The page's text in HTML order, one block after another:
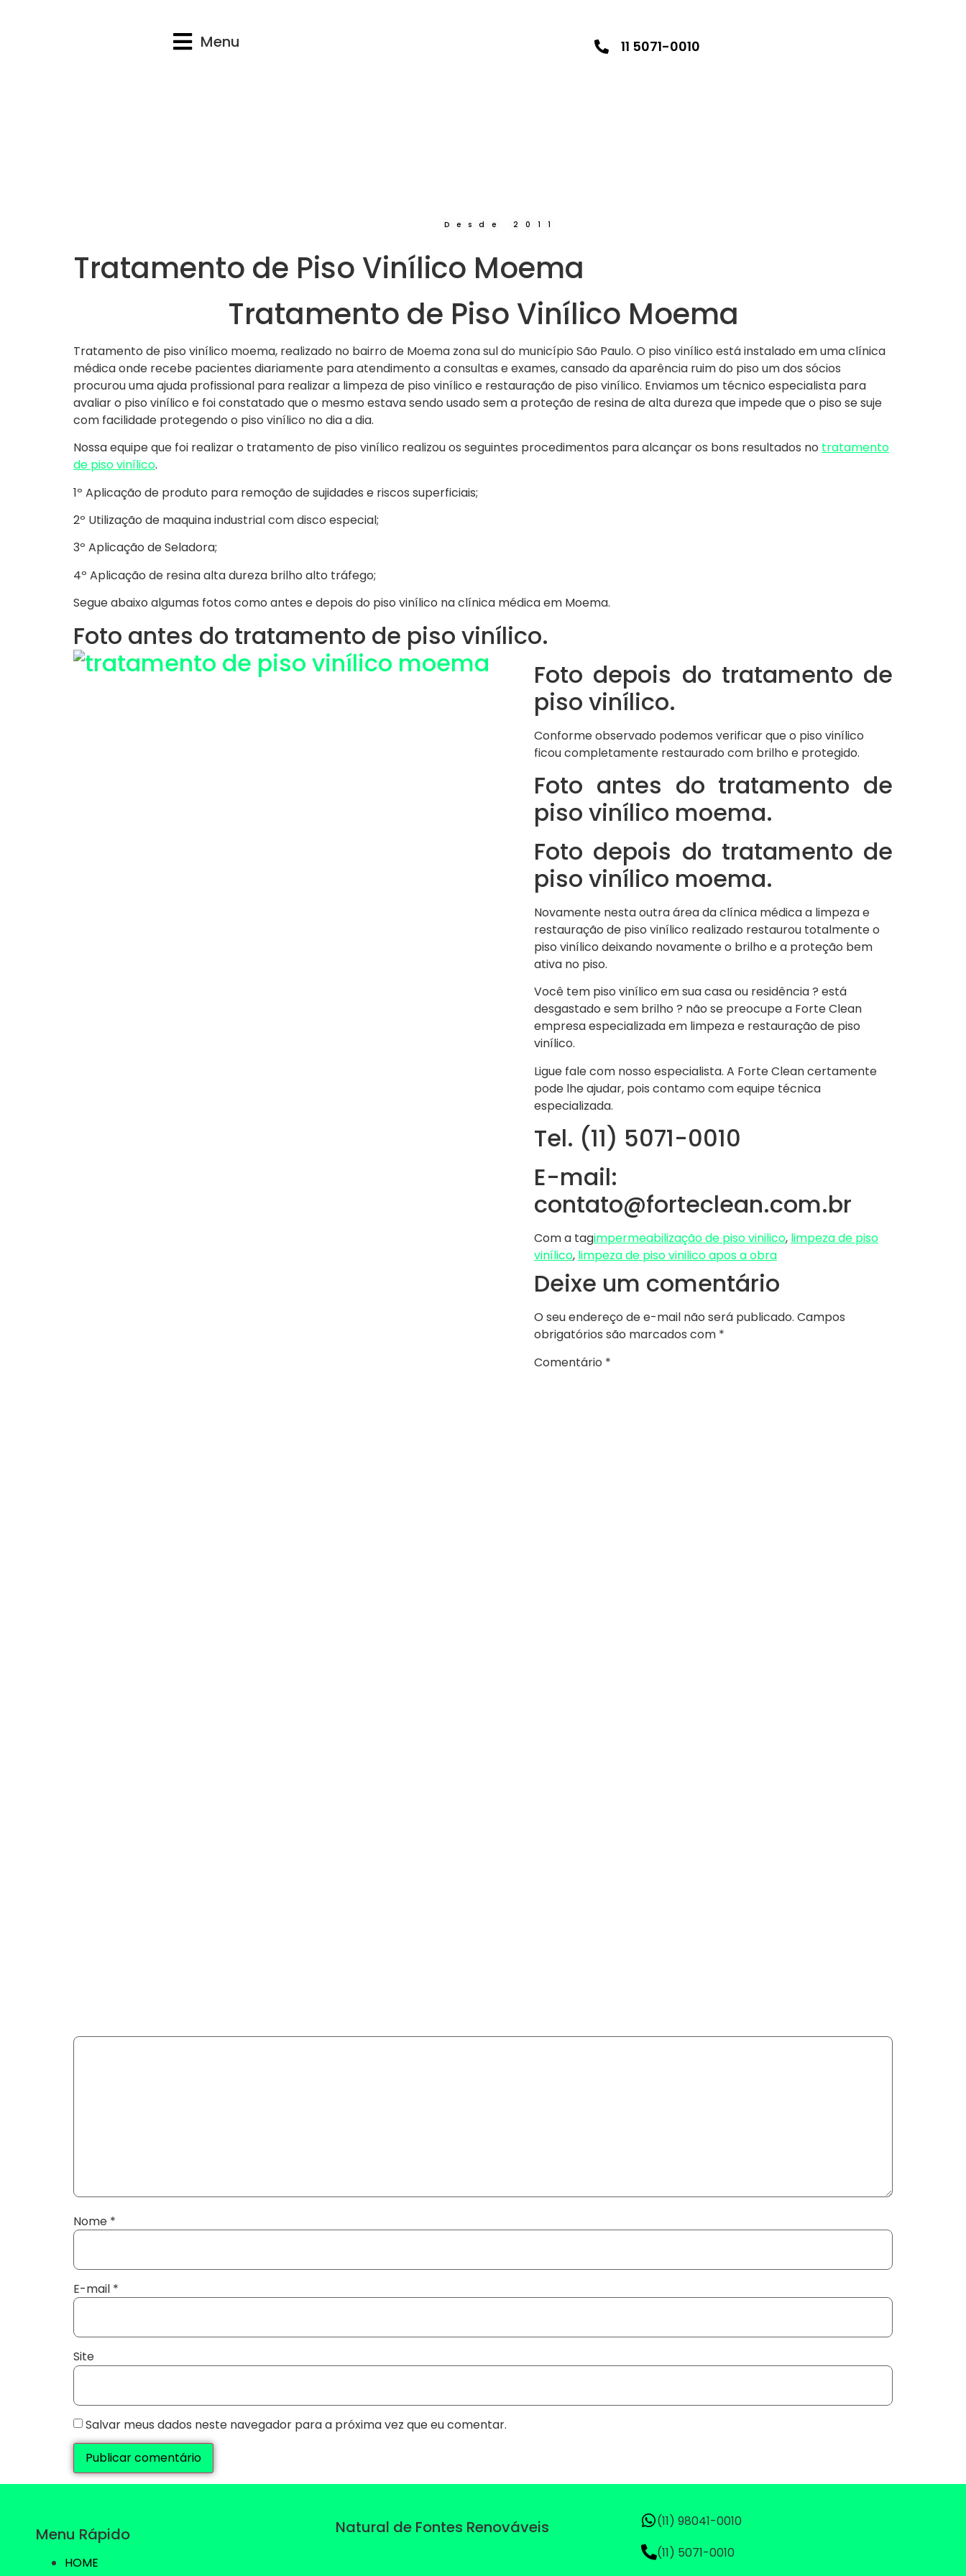
Menu
Desde 2011
11 5071-0010
Tratamento de Piso Vinílico Moema
Tratamento de Piso Vinílico Moema
Tratamento de piso vinílico moema, realizado no bairro de Moema zona sul do município São Paulo. O piso vinílico está instalado em uma clínica
médica onde recebe pacientes diariamente para atendimento a consultas e exames, cansado da aparência ruim do piso um dos sócios
procurou uma ajuda profissional para realizar a limpeza de piso vinílico e restauração de piso vinílico. Enviamos um técnico especialista para
avaliar o piso vinílico e foi constatado que o mesmo estava sendo usado sem a proteção de resina de alta dureza que impede que o piso se suje
com facilidade protegendo o piso vinílico no dia a dia.
Nossa equipe que foi realizar o tratamento de piso vinílico realizou os seguintes procedimentos para alcançar os bons resultados no tratamento
de piso vinílico.
1º Aplicação de produto para remoção de sujidades e riscos superficiais;
2º Utilização de maquina industrial com disco especial;
3º Aplicação de Seladora;
4º Aplicação de resina alta dureza brilho alto tráfego;
Segue abaixo algumas fotos como antes e depois do piso vinílico na clínica médica em Moema.
Foto antes do tratamento de piso vinílico.
Foto depois do tratamento de
piso vinílico.
Conforme observado podemos verificar que o piso vinílico
ficou completamente restaurado com brilho e protegido.
Foto antes do tratamento de
piso vinílico moema.
Foto depois do tratamento de
piso vinílico moema.
Novamente nesta outra área da clínica médica a limpeza e
restauração de piso vinílico realizado restaurou totalmente o
piso vinílico deixando novamente o brilho e a proteção bem
ativa no piso.
Você tem piso vinílico em sua casa ou residência ? está
desgastado e sem brilho ? não se preocupe a Forte Clean
empresa especializada em limpeza e restauração de piso
vinílico.
Ligue fale com nosso especialista. A Forte Clean certamente
pode lhe ajudar, pois contamo com equipe técnica
especializada.
Tel. (11) 5071-0010
E-mail:
contato@forteclean.com.br
Com a tagimpermeabilização de piso vinilico, limpeza de piso
vinílico, limpeza de piso vinilico apos a obra
Deixe um comentário
O seu endereço de e-mail não será publicado. Campos
obrigatórios são marcados com *
Comentário *
Nome *
E-mail *
Site
Salvar meus dados neste navegador para a próxima vez que eu comentar.
Menu Rápido
HOME
Natural de Fontes Renováveis
(11) 98041-0010
(11) 5071-0010